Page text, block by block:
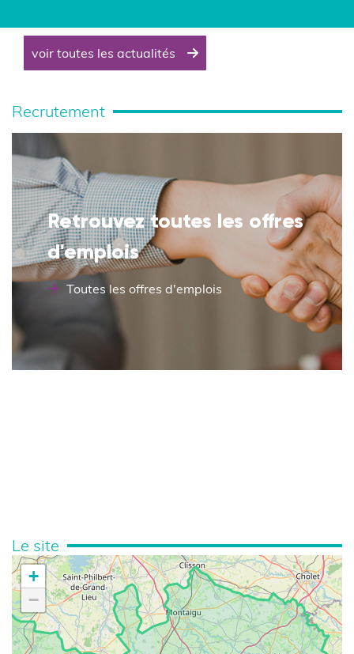
voir toutes les actualités
Recrutement
Retrouvez toutes les offres
d'emplois
Toutes les offres d'emplois
Le site
+
−